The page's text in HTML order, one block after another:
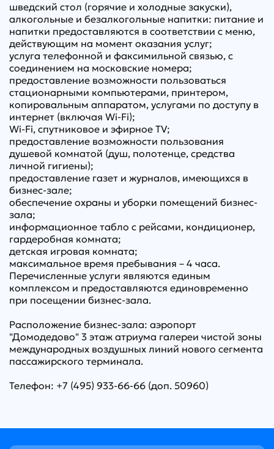
шведский стол (горячие и холодные закуски),
алкогольные и безалкогольные напитки: питание и
напитки предоставляются в соответствии с меню,
действующим на момент оказания услуг;
услуга телефонной и факсимильной связью, с
соединением на московские номера;
предоставление возможности пользоваться
стационарными компьютерами, принтером,
копировальным аппаратом, услугами по доступу в
интернет (включая Wi-Fi);
Wi-Fi, спутниковое и эфирное TV;
предоставление возможности пользования
душевой комнатой (душ, полотенце, средства
личной гигиены);
предоставление газет и журналов, имеющихся в
бизнес-зале;
обеспечение охраны и уборки помещений бизнес-
зала;
информационное табло с рейсами, кондиционер,
гардеробная комната;
детская игровая комната;
максимальное время пребывания – 4 часа.
Перечисленные услуги являются единым
комплексом и предоставляются единовременно
при посещении бизнес-зала.
Расположение бизнес-зала: аэропорт
"Домодедово" 3 этаж атриума галереи чистой зоны
международных воздушных линий нового сегмента
пассажирского терминала.
Телефон: +7 (495) 933-66-66 (доп. 50960)